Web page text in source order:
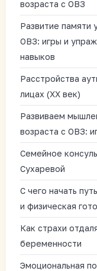
возраста с ОВЗ
Развитие памяти
ОВЗ: игры и
навыков
Расстройства
лицах (XX век)
Развиваем
возраста с ОВЗ:
Семейное
Сухаревой
С чего начать
и физическая
Как страхи
беременности
Эмоциональная